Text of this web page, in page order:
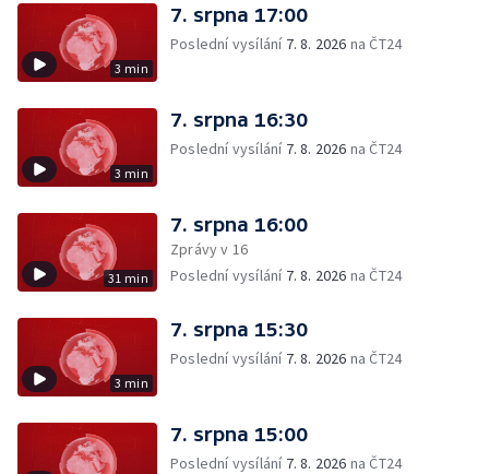
3 min
7. srpna 17:00
Poslední vysílání 7. 8. 2026 na ČT24
3 min
7. srpna 16:30
Poslední vysílání 7. 8. 2026 na ČT24
31 min
7. srpna 16:00
Zprávy v 16
Poslední vysílání 7. 8. 2026 na ČT24
3 min
7. srpna 15:30
Poslední vysílání 7. 8. 2026 na ČT24
7. srpna 15:00
Poslední vysílání 7. 8. 2026 na ČT24